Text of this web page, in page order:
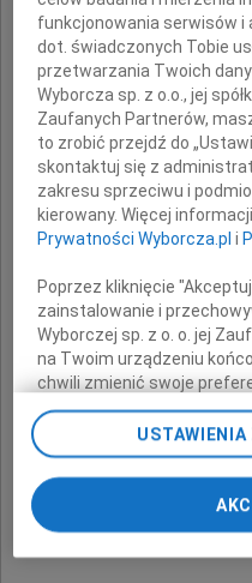
w
na
funkcjonowania serwisów i
dot. świadczonych Tobie
przetwarzania Twoich
Wyborcza sp. z o.o., jej
Zaufanych Partnerów,
to zrobić przejdź do
skontaktuj się z
zakresu sprzeciwu i
kierowany. Więcej
Prywatności Wyborcza.pl i
Poprzez kliknięcie
zainstalowanie i
Wyborczej sp. z o. o. jej
na Twoim urządzeniu
chwili zmienić swoje
ponownie wywołując
preferencjami dot.
odnośnik „Ustawienia
przechodząc do sekcji
Zmiana ustawień plików
pomocą ustawień
My, nasi Zaufani Partnerzy
USTAWIENIA